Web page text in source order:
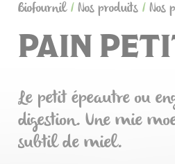
Biofournil/ Nos produits / Nos
PAIN
Le petit épeautre ou
digestion. Une mie
subtil de miel.